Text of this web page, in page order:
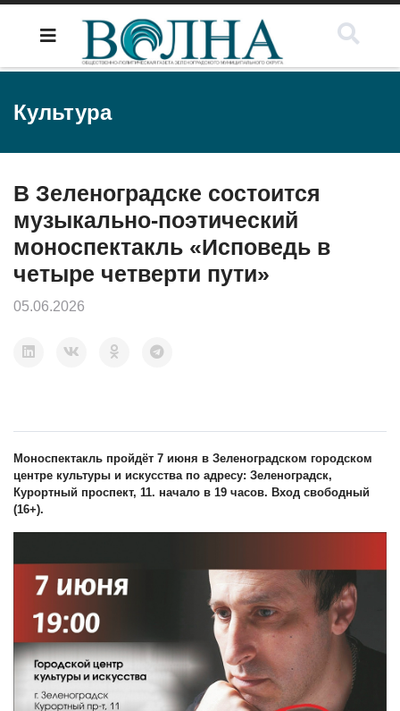
Культура
В Зеленоградске состоится
музыкально-поэтический
моноспектакль «Исповедь в
четыре четверти пути»
05.06.2026
Моноспектакль пройдёт 7 июня в Зеленоградском городском
центре культуры и искусства по адресу: Зеленоградск,
Курортный проспект, 11. начало в 19 часов. Вход свободный
(16+).